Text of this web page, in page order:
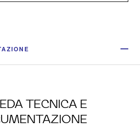
TECNICA E